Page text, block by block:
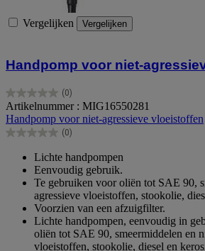
Vergelijken Vergelijken
Handpomp voor niet-
(0)
0.0
van
de
5
Artikelnummer : MIG16550281
Handpomp voor niet-agressieve vloeistoffen
(0)
0.0
sterren.
Lichte handpompen
Eenvoudig gebruik.
Te gebruiken voor oliën tot SAE 90,
agressieve vloeistoffen, stookolie,
Voorzien van een afzuigfilter.
Lichte handpompen, eenvoudig in
oliën tot SAE 90, smeermiddelen en
vloeistoffen, stookolie, diesel en